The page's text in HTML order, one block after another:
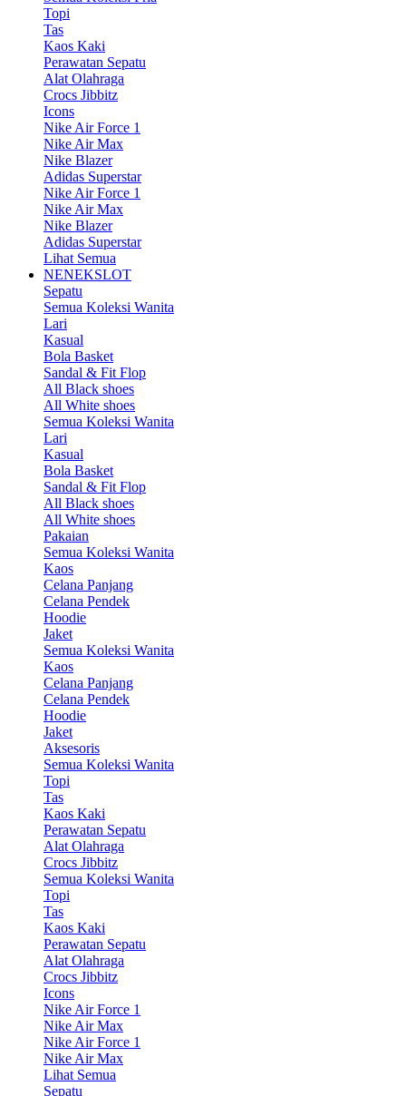
Topi
Tas
Kaos Kaki
Perawatan Sepatu
Alat Olahraga
Crocs Jibbitz
Icons
Nike Air Force 1
Nike Air Max
Nike Blazer
Adidas Superstar
Nike Air Force 1
Nike Air Max
Nike Blazer
Adidas Superstar
Lihat Semua
NENEKSLOT
Sepatu
Semua Koleksi Wanita
Lari
Kasual
Bola Basket
Sandal & Fit Flop
All Black shoes
All White shoes
Semua Koleksi Wanita
Lari
Kasual
Bola Basket
Sandal & Fit Flop
All Black shoes
All White shoes
Pakaian
Semua Koleksi Wanita
Kaos
Celana Panjang
Celana Pendek
Hoodie
Jaket
Semua Koleksi Wanita
Kaos
Celana Panjang
Celana Pendek
Hoodie
Jaket
Aksesoris
Semua Koleksi Wanita
Topi
Tas
Kaos Kaki
Perawatan Sepatu
Alat Olahraga
Crocs Jibbitz
Semua Koleksi Wanita
Topi
Tas
Kaos Kaki
Perawatan Sepatu
Alat Olahraga
Crocs Jibbitz
Icons
Nike Air Force 1
Nike Air Max
Nike Air Force 1
Nike Air Max
Lihat Semua
Sepatu